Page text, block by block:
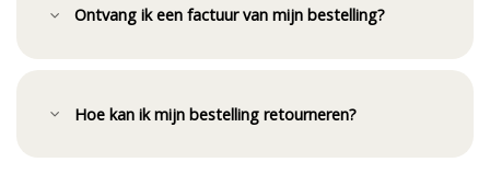
Ontvang ik een factuur van mijn bestelling?
Hoe kan ik mijn bestelling retourneren?